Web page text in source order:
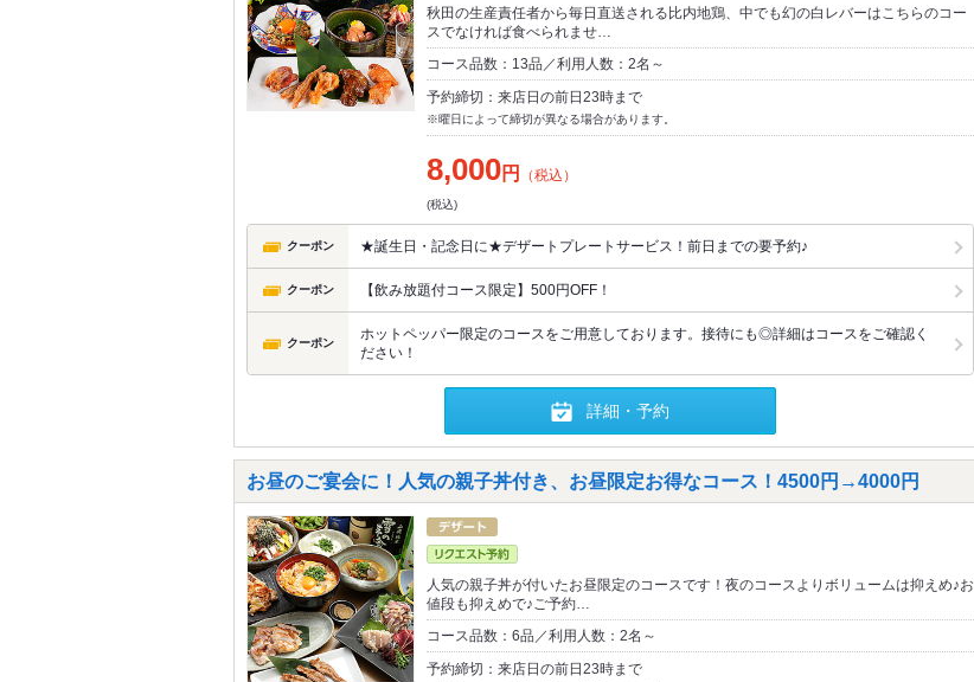
秋田の生産責任者から毎日直送される比内地鶏、中でも幻の白レバーはこちらのコー
スでなければ食べられませ…
コース品数：13品／利用人数：2名～
予約締切：来店日の前日23時まで
※曜日によって締切が異なる場合があります。
8,000円 （税込）
(税込)
クーポン ★誕生日・記念日に★デザートプレートサービス！前日までの要予約♪
クーポン 【飲み放題付コース限定】500円OFF！
クーポン
ホットペッパー限定のコースをご用意しております。接待にも◎詳細はコースをご確認く
ださい！
詳細・予約
お昼のご宴会に！人気の親子丼付き、お昼限定お得なコース！4500円→4000円
人気の親子丼が付いたお昼限定のコースです！夜のコースよりボリュームは抑えめ♪お
値段も抑えめで♪ご予約…
コース品数：6品／利用人数：2名～
予約締切：来店日の前日23時まで